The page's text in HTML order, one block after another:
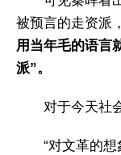
被预言的走资派
用当年毛的语言
派”。
对于今天社
“对文革的